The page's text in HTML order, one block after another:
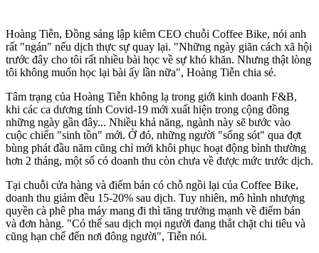
Hoàng Tiễn, Đồng sáng lập kiêm CEO chuỗi Coffee Bike, nói anh
rất "ngán" nếu dịch thực sự quay lại. "Những ngày giãn cách xã hội
trước đây cho tôi rất nhiều bài học về sự khó khăn. Nhưng thật lòng
tôi không muốn học lại bài ấy lần nữa", Hoàng Tiễn chia sẻ.
Tâm trạng của Hoàng Tiễn không lạ trong giới kinh doanh F&B,
khi các ca dương tính Covid-19 mới xuất hiện trong cộng đồng
những ngày gần đây... Nhiều khả năng, ngành này sẽ bước vào
cuộc chiến "sinh tồn" mới. Ở đó, những người "sống sót" qua đợt
bùng phát đầu năm cũng chỉ mới khôi phục hoạt động bình thường
hơn 2 tháng, một số có doanh thu còn chưa về được mức trước dịch.
Tại chuỗi cửa hàng và điểm bán có chỗ ngồi lại của Coffee Bike,
doanh thu giảm đều 15-20% sau dịch. Tuy nhiên, mô hình nhượng
quyền cà phê pha máy mang đi thì tăng trưởng mạnh về điểm bán
và đơn hàng. "Có thể sau dịch mọi người đang thắt chặt chi tiêu và
cũng hạn chế đến nơi đông người", Tiễn nói.